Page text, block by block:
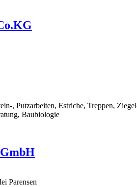
, Putzarbeiten, Estriche, Treppen,
Baubiologie
Parensen